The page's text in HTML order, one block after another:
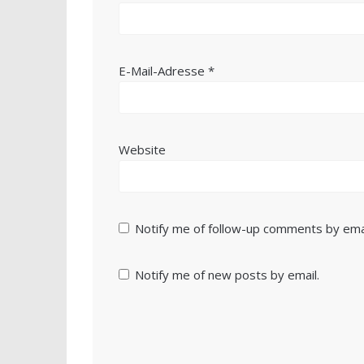
E-Mail-Adresse*
Website
Notify me of follow-up comments by
Notify me of new posts by email.